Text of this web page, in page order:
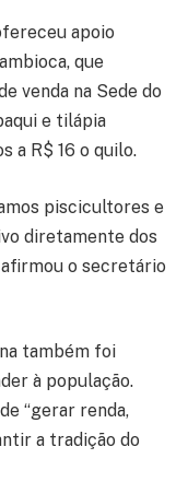
apoio
que
venda na Sede do
e tilápia
a R$ 16 o quilo.
piscicultores e
diretamente dos
afirmou o secretário
também foi
à população.
“gerar renda,
a tradição do